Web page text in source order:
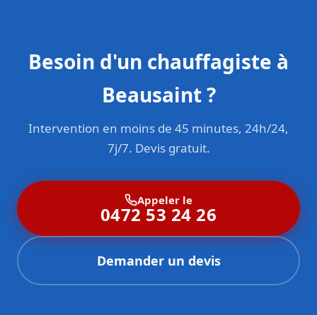
Besoin d'un chauffagiste à
Beausaint ?
Intervention en moins de 45 minutes, 24h/24,
7j/7. Devis gratuit.
Appeler le
0472 53 24 26
Demander un devis